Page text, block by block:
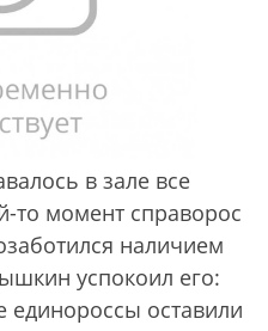
в зале все
то момент справорос
наличием
успокоил его:
единороссы оставили